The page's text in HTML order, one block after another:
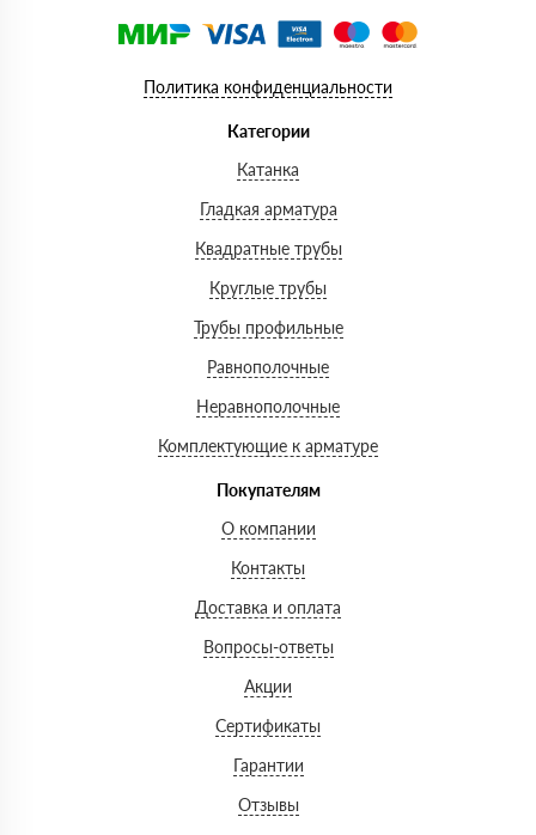
Политика конфиденциальности
Категории
Катанка
Гладкая арматура
Квадратные трубы
Круглые трубы
Трубы профильные
Равнополочные
Неравнополочные
Комплектующие к арматуре
Покупателям
О компании
Контакты
Доставка и оплата
Вопросы-ответы
Акции
Сертификаты
Гарантии
Отзывы